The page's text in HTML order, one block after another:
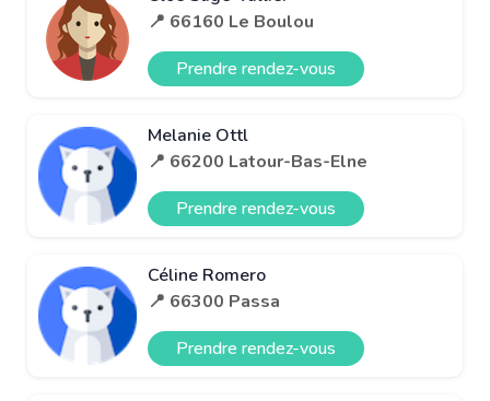
📍 66160 Le Boulou
Prendre rendez-vous
Melanie Ottl
📍 66200 Latour-Bas-Elne
Prendre rendez-vous
Céline Romero
📍 66300 Passa
Prendre rendez-vous